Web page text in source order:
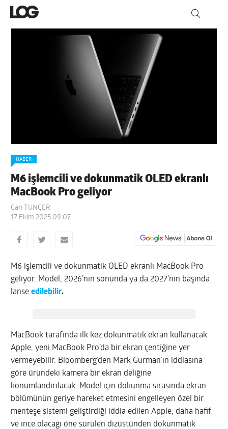
HABER
M6 işlemcili ve dokunmatik OLED ekranlı
MacBook Pro geliyor
Can TUNÇER
17 Ekim 2025 09:07
M6 işlemcili ve dokunmatik OLED ekranlı MacBook Pro
geliyor. Model, 2026’nın sonunda ya da 2027’nin başında
lanseedilebilir.
MacBook tarafında ilk kez dokunmatik ekran kullanacak
Apple, yeni MacBook Pro’da bir ekran çentiğine yer
vermeyebilir. Bloomberg’den Mark Gurman’ın iddiasına
göre üründeki kamera bir ekran deliğine
konumlandırılacak. Model için dokunma sırasında ekran
bölümünün geriye hareket etmesini engelleyen özel bir
menteşe sistemi geliştirdiği iddia edilen Apple, daha hafif
ve ince olacağı öne sürülen dizüstünden dokunmatik